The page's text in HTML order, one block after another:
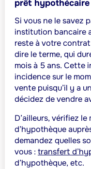
prêt hypothécaire
Si vous ne le savez
institution bancaire
reste à votre
dire le terme, qui
mois à 5 ans. Cette
incidence sur le
vente puisqu’il y a
décidez de vendre
D’ailleurs, vérifiez
d’hypothèque
demandez quelles
vous : transfert
d’hypothèque, etc.